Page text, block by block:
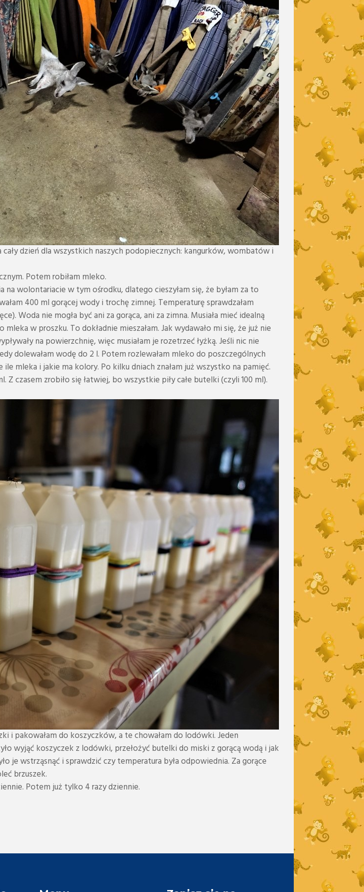
dzień dla wszystkich naszych podopiecznych: kangurków, wombatów i
Potem robiłam mleko.
wolontariacie w tym ośrodku, dlatego cieszyłam się, że byłam za to
400 ml gorącej wody i trochę zimnej. Temperaturę sprawdzałam
Woda nie mogła być ani za gorąca, ani za zimna. Musiała mieć idealną
w proszku. To dokładnie mieszałam. Jak wydawało mi się, że już nie
na powierzchnię, więc musiałam je rozetrzeć łyżką. Jeśli nic nie
dolewałam wodę do 2 l. Potem rozlewałam mleko do poszczególnych
mleka i jakie ma kolory. Po kilku dniach znałam już wszystko na pamięć.
Z czasem zrobiło się łatwiej, bo wszystkie piły całe butelki (czyli 100 ml).
i pakowałam do koszyczków, a te chowałam do lodówki. Jeden
wyjąć koszyczek z lodówki, przełożyć butelki do miski z gorącą wodą i jak
je wstrząsnąć i sprawdzić czy temperatura była odpowiednia. Za gorące
brzuszek.
Potem już tylko 4 razy dziennie.